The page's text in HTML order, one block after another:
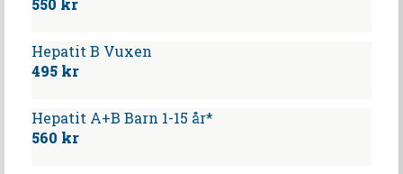
550 kr
Hepatit B Vuxen
495 kr
Hepatit A+B Barn 1-15 år*
560 kr